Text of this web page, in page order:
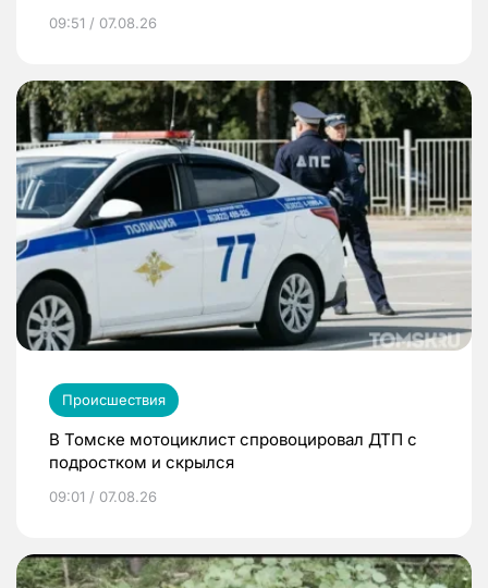
09:51 / 07.08.26
Происшествия
В Томске мотоциклист спровоцировал ДТП с
подростком и скрылся
09:01 / 07.08.26